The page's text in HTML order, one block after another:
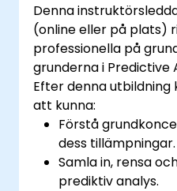
Utvärdera och
modellprestanda
och statistiska
Denna
(online eller på plats)
professionella på
grunderna i Predictive
Efter denna
att kunna:
Förstå
dess tillämpningar.
Samla in, rensa
prediktiv analys.